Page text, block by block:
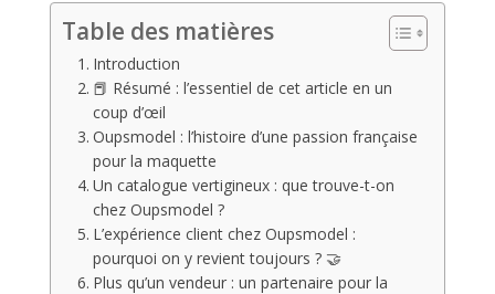
Table des matières
Introduction
📕 Résumé : l’essentiel de cet article en un
coup d’œil
Oupsmodel : l’histoire d’une passion française
pour la maquette
Un catalogue vertigineux : que trouve-t-on
chez Oupsmodel ?
L’expérience client chez Oupsmodel :
pourquoi on y revient toujours ? 🤝
Plus qu’un vendeur : un partenaire pour la